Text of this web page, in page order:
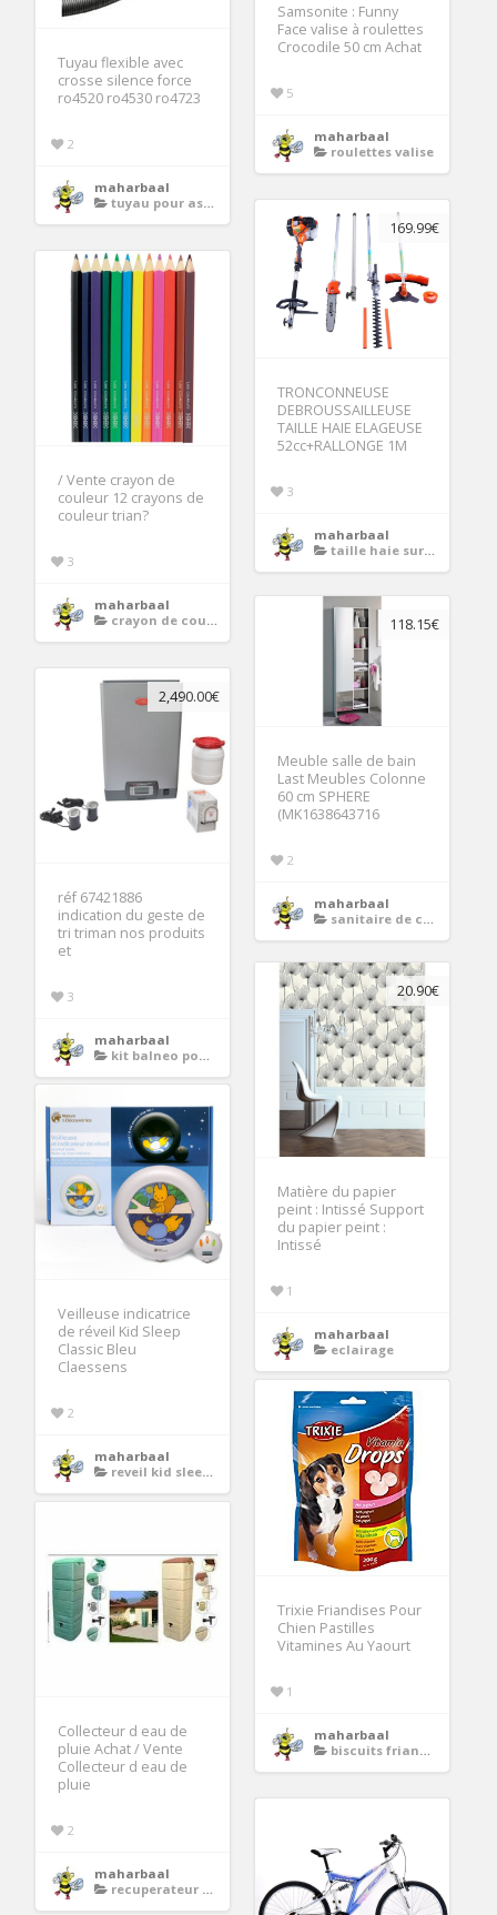
Samsonite : Funny
Face valise à roulettes
Crocodile 50 cm Achat
5
maharbaal
roulettes valise
Tuyau flexible avec
crosse silence force
ro4520 ro4530 ro4723
2
maharbaal
tuyau pour aspirateur
169.99€
TRONCONNEUSE
DEBROUSSAILLEUSE
TAILLE HAIE ELAGEUSE
52cc+RALLONGE 1M
3
maharbaal
taille haie sur perche electrique
/ Vente crayon de
couleur 12 crayons de
couleur trian?
3
maharbaal
crayon de couleur
118.15€
Meuble salle de bain
Last Meubles Colonne
60 cm SPHERE
(MK1638643716
2
maharbaal
sanitaire de cuisine
2,490.00€
réf 67421886
indication du geste de
tri triman nos produits
et
3
maharbaal
kit balneo pour baignoire
20.90€
Matière du papier
peint : Intissé Support
du papier peint :
Intissé
1
maharbaal
eclairage
Veilleuse indicatrice
de réveil Kid Sleep
Classic Bleu
Claessens
2
maharbaal
reveil kid sleep moon
Trixie Friandises Pour
Chien Pastilles
Vitamines Au Yaourt
1
maharbaal
biscuits friandises
Collecteur d eau de
pluie Achat / Vente
Collecteur d eau de
pluie
2
maharbaal
recuperateur d eau cuve